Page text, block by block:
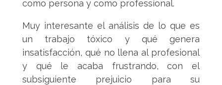
como persona y como professional.
Muy interesante el análisis de lo que es
un trabajo tóxico y qué genera
insatisfacción, qué no llena al profesional
y qué le acaba frustrando, con el
subsiguiente prejuicio para su